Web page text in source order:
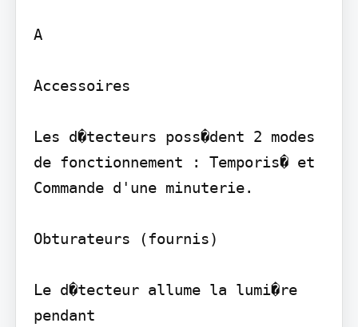
A
Accessoires
Les d�tecteurs poss�dent 2 modes
de fonctionnement : Temporis� et
Commande d'une minuterie.
Obturateurs (fournis)
Le d�tecteur allume la lumi�re
pendant